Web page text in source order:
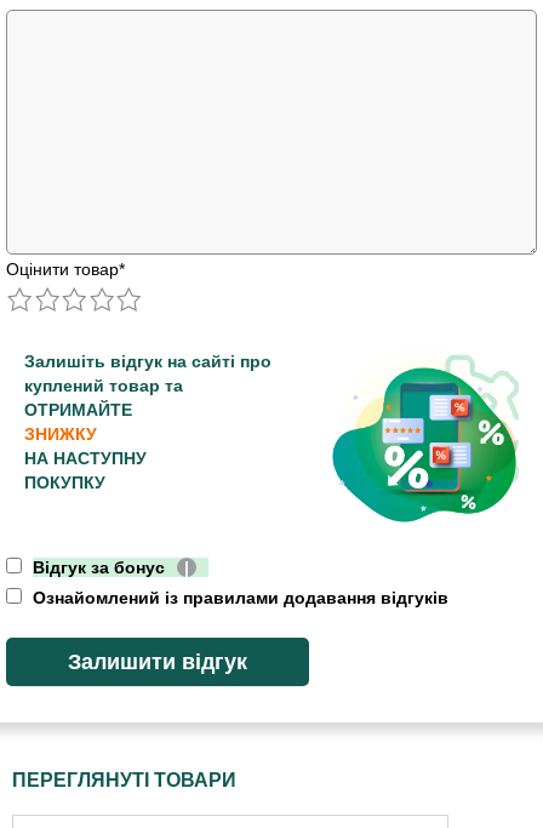
Оцінити товар*
Залишіть відгук на сайті про
куплений товар та
ОТРИМАЙТЕ
ЗНИЖКУ
НА НАСТУПНУ
ПОКУПКУ
Відгук за бонус
|
Ознайомлений із правилами додавання відгуків
ПЕРЕГЛЯНУТІ ТОВАРИ